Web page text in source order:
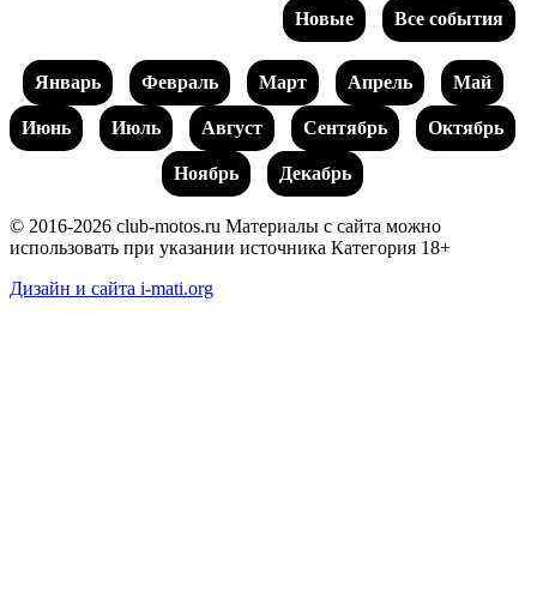
Новые
Все события
Январь Февраль Март Апрель Май
Июнь Июль Август Сентябрь Октябрь
Ноябрь Декабрь
© 2016-2026 club-motos.ru Материалы с сайта можно
использовать при указании источника Категория 18+
Дизайн и сайта i-mati.org